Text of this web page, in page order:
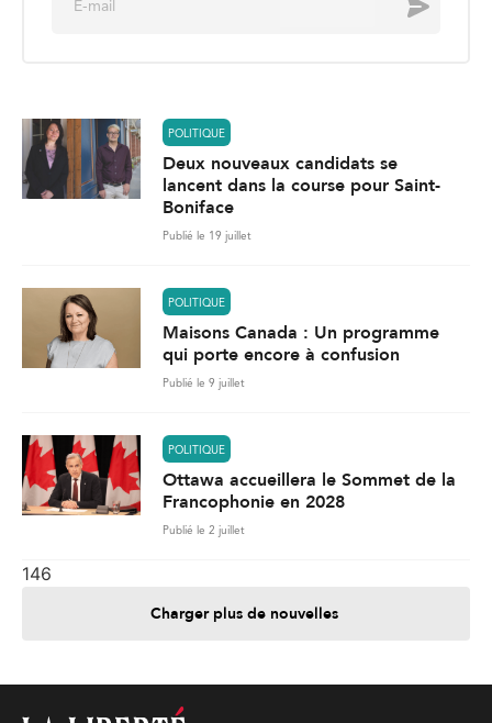
Envoyer
POLITIQUE
Deux nouveaux candidats se
lancent dans la course pour Saint-
Boniface
Publié le 19 juillet
POLITIQUE
Maisons Canada : Un programme
qui porte encore à confusion
Publié le 9 juillet
POLITIQUE
Ottawa accueillera le Sommet de la
Francophonie en 2028
Publié le 2 juillet
146
Charger plus de nouvelles